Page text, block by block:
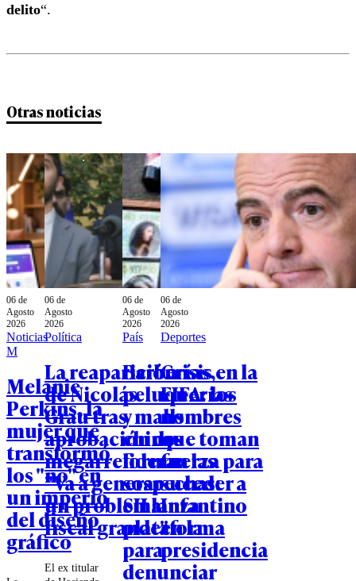
delito“.
Otras noticias
06 de
Agosto
2026
Noticias
M
Melanie
Perkins, la
mujer que
transformó
los "no" en
un imperio
del diseño
gráfico
06 de
Agosto
2026
Política
La reaparición
de Nicolás
Grau tras
aprobación de
megarreforma:
"Va a generar
un problema
fiscal grande"
El ex titular
06 de
Agosto
2026
País
Barberías,
peluquerías
y malls
chinos
lideran las
sospechas:
SII lanza
plataforma
para
denunciar
06 de
Agosto
2026
Deportes
Crisis en la
FIFA: los
nombres
que toman
fuerza para
suceder a
Infantino
en la
presidencia